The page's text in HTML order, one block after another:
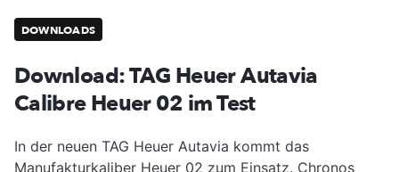
DOWNLOADS
Download: TAG Heuer Autavia
Calibre Heuer 02 im Test
In der neuen TAG Heuer Autavia kommt das
Manufakturkaliber Heuer 02 zum Einsatz. Chronos